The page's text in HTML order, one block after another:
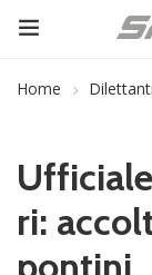
Home
ri: